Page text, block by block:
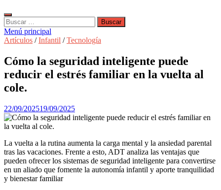
Buscar:
Menú principal
Artículos /Infantil /Tecnología
Cómo la seguridad inteligente puede
reducir el estrés familiar en la vuelta al
cole.
22/09/202519/09/2025
La vuelta a la rutina aumenta la carga mental y la ansiedad parental
tras las vacaciones. Frente a esto, ADT analiza las ventajas que
pueden ofrecer los sistemas de seguridad inteligente para convertirse
en un aliado que fomente la autonomía infantil y aporte tranquilidad
y bienestar familiar